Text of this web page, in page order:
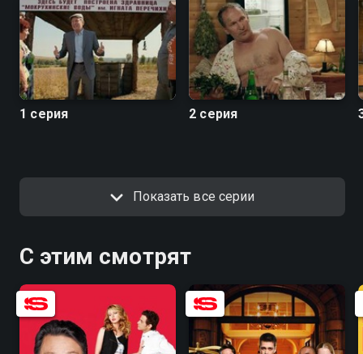
1 серия 2 серия
Показать все серии
С этим смотрят